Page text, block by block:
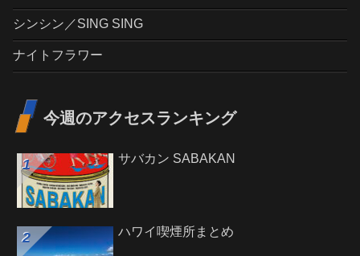
シンシン／SING SING
ナイトフラワー
今週のアクセスランキング
サバカン SABAKAN
ハワイ喫煙所まとめ